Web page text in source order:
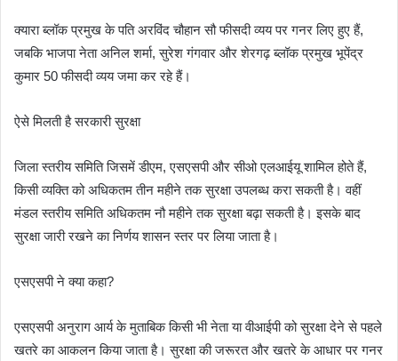
क्यारा ब्लॉक प्रमुख के पति अरविंद चौहान सौ फीसदी व्यय पर गनर लिए हुए हैं,
जबकि भाजपा नेता अनिल शर्मा, सुरेश गंगवार और शेरगढ़ ब्लॉक प्रमुख भूपेंद्र
कुमार 50 फीसदी व्यय जमा कर रहे हैं।
ऐसे मिलती है सरकारी सुरक्षा
जिला स्तरीय समिति जिसमें डीएम, एसएसपी और सीओ एलआईयू शामिल होते हैं,
किसी व्यक्ति को अधिकतम तीन महीने तक सुरक्षा उपलब्ध करा सकती है। वहीं
मंडल स्तरीय समिति अधिकतम नौ महीने तक सुरक्षा बढ़ा सकती है। इसके बाद
सुरक्षा जारी रखने का निर्णय शासन स्तर पर लिया जाता है।
एसएसपी ने क्या कहा?
एसएसपी अनुराग आर्य के मुताबिक किसी भी नेता या वीआईपी को सुरक्षा देने से पहले
खतरे का आकलन किया जाता है। सुरक्षा की जरूरत और खतरे के आधार पर गनर